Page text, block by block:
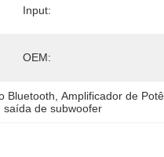
Input:
OEM:
Bluetooth , Amplificador de
saída de subwoofer